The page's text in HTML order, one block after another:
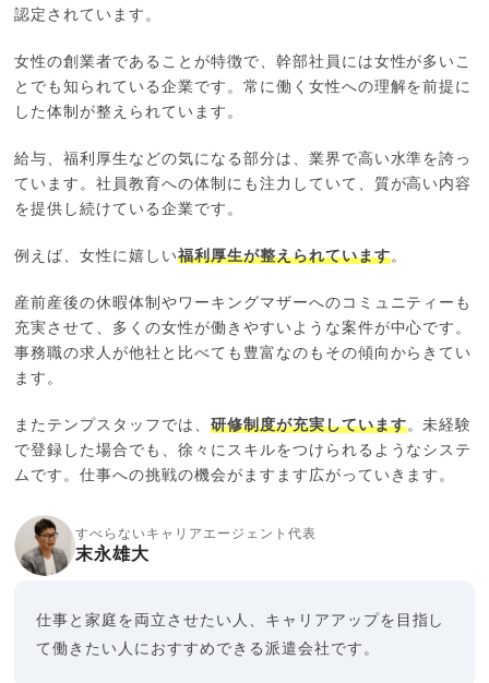
認定されています。
女性の創業者であることが特徴で、幹部社員には女性が多いこ
とでも知られている企業です。常に働く女性への理解を前提に
した体制が整えられています。
給与、福利厚生などの気になる部分は、業界で高い水準を誇っ
ています。社員教育への体制にも注力していて、質が高い内容
を提供し続けている企業です。
例えば、女性に嬉しい福利厚生が整えられています。
産前産後の休暇体制やワーキングマザーへのコミュニティーも
充実させて、多くの女性が働きやすいような案件が中心です。
事務職の求人が他社と比べても豊富なのもその傾向からきてい
ます。
またテンプスタッフでは、 研修制度が充実しています。未経験
で登録した場合でも、徐々にスキルをつけられるようなシステ
ムです。仕事への挑戦の機会がますます広がっていきます。
すべらないキャリアエージェント代表
末永雄大
仕事と家庭を両立させたい人、キャリアアップを目指し
て働きたい人におすすめできる派遣会社です。